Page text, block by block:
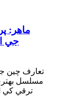
ماهر:
جي
تعارف چين
مسلسل
ترقي کي